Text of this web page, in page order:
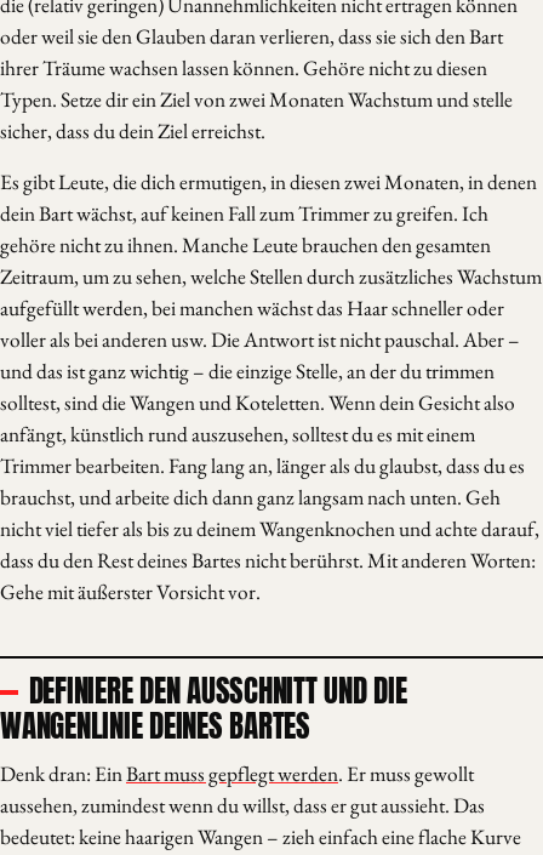
oder weil sie den Glauben daran verlieren, dass sie sich den Bart
ihrer Träume wachsen lassen können. Gehöre nicht zu diesen
Typen. Setze dir ein Ziel von zwei Monaten Wachstum und stelle
sicher, dass du dein Ziel erreichst.
Es gibt Leute, die dich ermutigen, in diesen zwei Monaten, in denen
dein Bart wächst, auf keinen Fall zum Trimmer zu greifen. Ich
gehöre nicht zu ihnen. Manche Leute brauchen den gesamten
Zeitraum, um zu sehen, welche Stellen durch zusätzliches Wachstum
aufgefüllt werden, bei manchen wächst das Haar schneller oder
voller als bei anderen usw. Die Antwort ist nicht pauschal. Aber –
und das ist ganz wichtig – die einzige Stelle, an der du trimmen
solltest, sind die Wangen und Koteletten. Wenn dein Gesicht also
anfängt, künstlich rund auszusehen, solltest du es mit einem
Trimmer bearbeiten. Fang lang an, länger als du glaubst, dass du es
brauchst, und arbeite dich dann ganz langsam nach unten. Geh
nicht viel tiefer als bis zu deinem Wangenknochen und achte darauf,
dass du den Rest deines Bartes nicht berührst. Mit anderen Worten:
Gehe mit äußerster Vorsicht vor.
DEFINIERE DEN AUSSCHNITT UND DIE
WANGENLINIE DEINES BARTES
Denk dran: EinBart muss gepflegt werden. Er muss gewollt
aussehen, zumindest wenn du willst, dass er gut aussieht. Das
bedeutet: keine haarigen Wangen – zieh einfach eine flache Kurve